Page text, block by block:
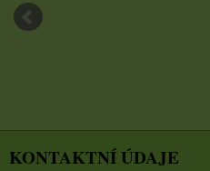
KONTAKTNÍ ÚDAJE